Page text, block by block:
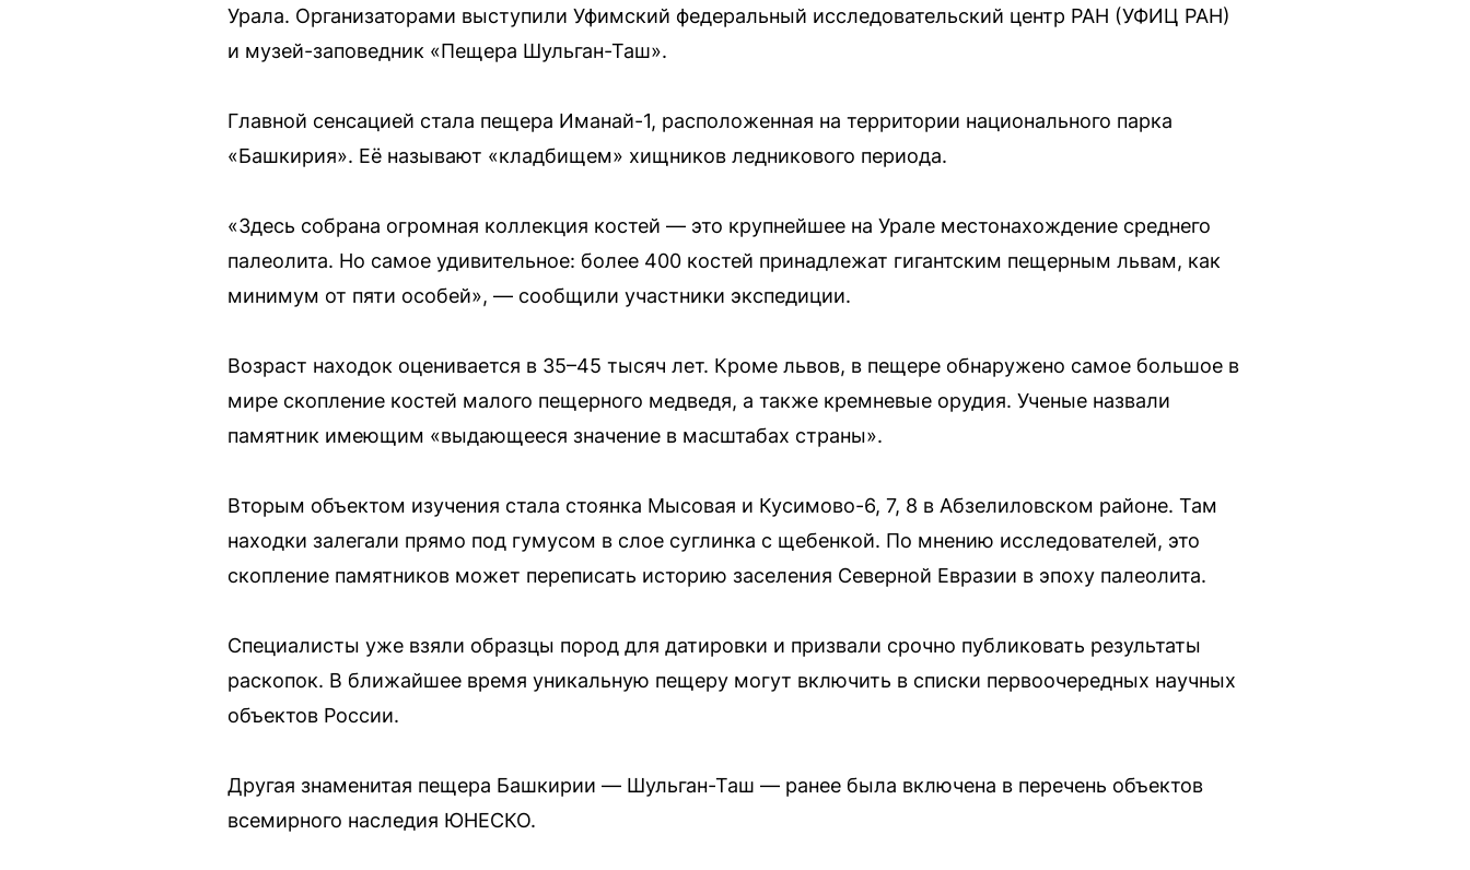
Урала. Организаторами выступили Уфимский федеральный исследовательский центр РАН (УФИЦ РАН)
и музей-заповедник «Пещера Шульган-Таш».
Главной сенсацией стала пещера Иманай-1, расположенная на территории национального парка
«Башкирия». Её называют «кладбищем» хищников ледникового периода.
«Здесь собрана огромная коллекция костей — это крупнейшее на Урале местонахождение среднего
палеолита. Но самое удивительное: более 400 костей принадлежат гигантским пещерным львам, как
минимум от пяти особей», — сообщили участники экспедиции.
Возраст находок оценивается в 35–45 тысяч лет. Кроме львов, в пещере обнаружено самое большое в
мире скопление костей малого пещерного медведя, а также кремневые орудия. Ученые назвали
памятник имеющим «выдающееся значение в масштабах страны».
Вторым объектом изучения стала стоянка Мысовая и Кусимово-6, 7, 8 в Абзелиловском районе. Там
находки залегали прямо под гумусом в слое суглинка с щебенкой. По мнению исследователей, это
скопление памятников может переписать историю заселения Северной Евразии в эпоху палеолита.
Специалисты уже взяли образцы пород для датировки и призвали срочно публиковать результаты
раскопок. В ближайшее время уникальную пещеру могут включить в списки первоочередных научных
объектов России.
Другая знаменитая пещера Башкирии — Шульган-Таш — ранее была включена в перечень объектов
всемирного наследия ЮНЕСКО.